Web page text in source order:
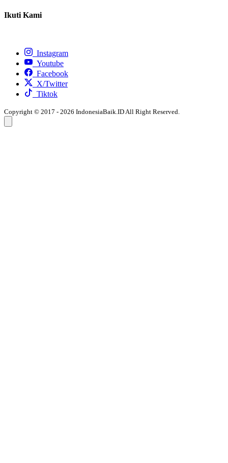
Ikuti Kami
Instagram
Youtube
Facebook
X/Twitter
Tiktok
Copyright © 2017 - 2026 IndonesiaBaik.ID All Right Reserved.